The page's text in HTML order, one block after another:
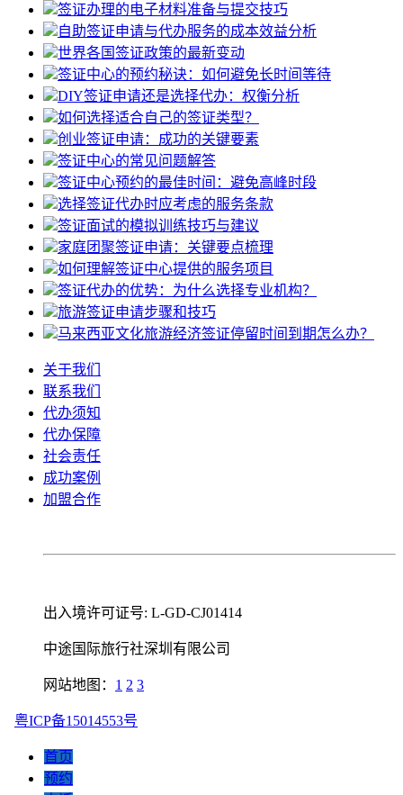
签证办理的电子材料准备与提交技巧
自助签证申请与代办服务的成本效益分析
世界各国签证政策的最新变动
签证中心的预约秘诀：如何避免长时间等待
DIY签证申请还是选择代办：权衡分析
如何选择适合自己的签证类型？
创业签证申请：成功的关键要素
签证中心的常见问题解答
签证中心预约的最佳时间：避免高峰时段
选择签证代办时应考虑的服务条款
签证面试的模拟训练技巧与建议
家庭团聚签证申请：关键要点梳理
如何理解签证中心提供的服务项目
签证代办的优势：为什么选择专业机构？
旅游签证申请步骤和技巧
马来西亚文化旅游经济签证停留时间到期怎么办？
关于我们
联系我们
代办须知
代办保障
社会责任
成功案例
加盟合作
出入境许可证号: L-GD-CJ01414
中途国际旅行社深圳有限公司
网站地图： 1 2 3
粤ICP备15014553号
首页
预约